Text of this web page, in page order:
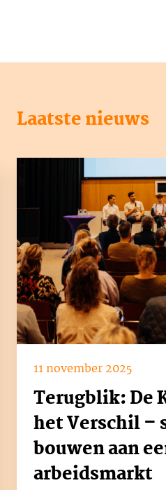
Laatste nieuws
11 november 2025
Terugblik: De
het Verschil –
bouwen aan
arbeidsmarkt